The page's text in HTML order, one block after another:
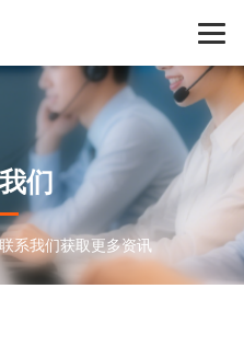
们
系我们获取更多资讯